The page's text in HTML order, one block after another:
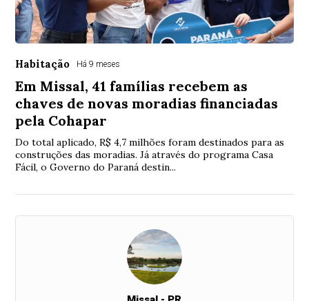
Habitação Há 9 meses
Em Missal, 41 famílias recebem as
chaves de novas moradias financiadas
pela Cohapar
Do total aplicado, R$ 4,7 milhões foram destinados para as
construções das moradias. Já através do programa Casa
Fácil, o Governo do Paraná destin...